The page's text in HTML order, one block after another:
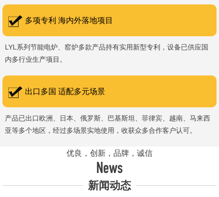
多项专利 海内外落地项目
LYL系列节能电炉、窑炉多款产品持有实用新型专利，设备已供应国
内多行业生产项目。
出口多国 适配多元场景
产品已出口欧洲、日本、俄罗斯、巴基斯坦、菲律宾、越南、马来西
亚等多个地区，经过多场景实地使用，收获众多合作客户认可。
优良，创新，品牌，诚信
News
新闻动态